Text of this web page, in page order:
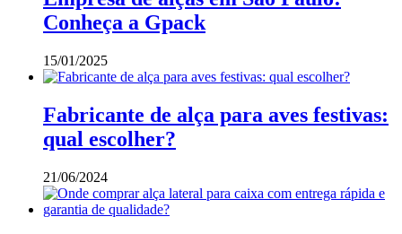
Conheça a Gpack
15/01/2025
Fabricante de alça para aves festivas:
qual escolher?
21/06/2024